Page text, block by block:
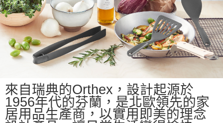
來自瑞典的Orthex ，設計起源於
1956年代的芬蘭 ， 是北歐領先的家
居用品生產商，以實用即美的理念